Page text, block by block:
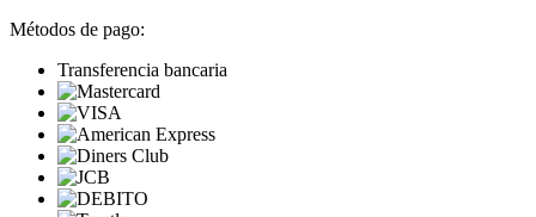
Métodos de pago:
Transferencia bancaria